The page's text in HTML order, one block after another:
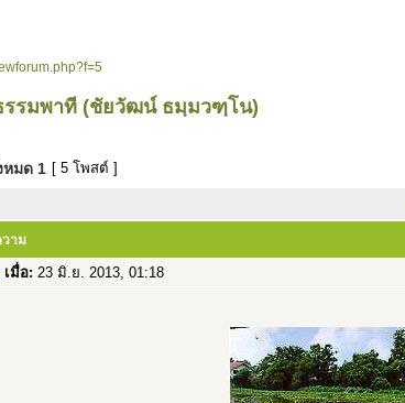
รรมพาที (ชัยวัฒน์ ธมฺมวฑฺโน)
หมด 1 [ 5 โพสต์ ]
าม
เมื่อ: 23 มิ.ย. 2013, 01:18